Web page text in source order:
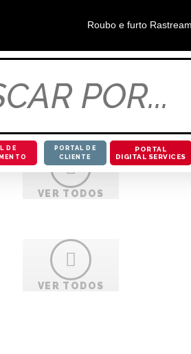
Roubo e furto
DE
PORTAL DE
CLIENTE
PORTAL
DIGITAL SERVICES
VER TODOS
VER TODOS